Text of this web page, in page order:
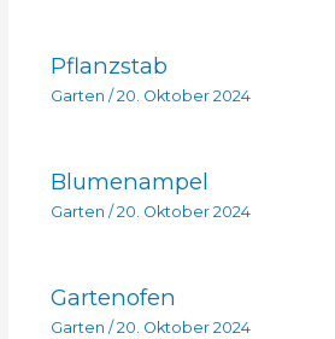
Pflanzstab
Garten / 20. Oktober 2024
Blumenampel
Garten / 20. Oktober 2024
Gartenofen
Garten / 20. Oktober 2024